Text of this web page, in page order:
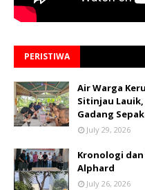
PERISTIWA
Air Warga
Sitinjau Lauik,
Gadang
July 29, 2026
Kronologi dan
Alphard
July 26, 2026